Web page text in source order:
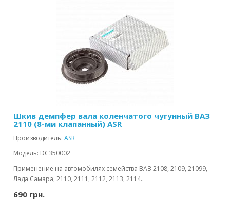
Шкив демпфер вала коленчатого чугунный ВАЗ
2110 (8-ми клапанный) ASR
Производитель: ASR
Модель: DC350002
Применение на автомобилях семейства ВАЗ 2108, 2109, 21099,
Лада Самара, 2110, 2111, 2112, 2113, 2114..
690 грн.